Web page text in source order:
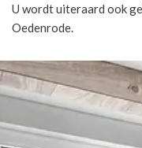
U wordt uiteraard ook
Oedenrode.